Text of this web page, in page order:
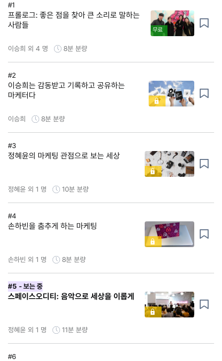
#1
프롤로그: 좋은 점을 찾아 큰 소리로 말하는
사람들
무료
이승희 외 4 명 8분 분량
#2
이승희는 감동받고 기록하고 공유하는
마케터다
이승희 8분 분량
#3
정혜윤의 마케팅 관점으로 보는 세상
정혜윤 외 1 명 10분 분량
#4
손하빈을 춤추게 하는 마케팅
손하빈 외 1 명 8분 분량
#5 - 보는 중
스페이스오디티: 음악으로 세상을 이롭게
정혜윤 외 1 명 11분 분량
#6